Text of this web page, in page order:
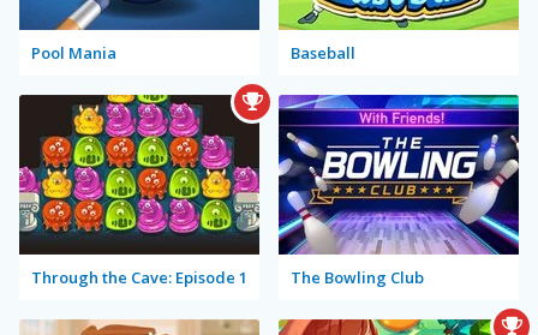
Pool Mania Baseball
Through the Cave: Episode 1 The Bowling Club